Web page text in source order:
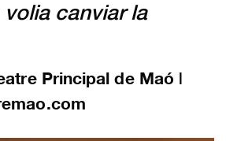
canviar la
Principal de Maó |